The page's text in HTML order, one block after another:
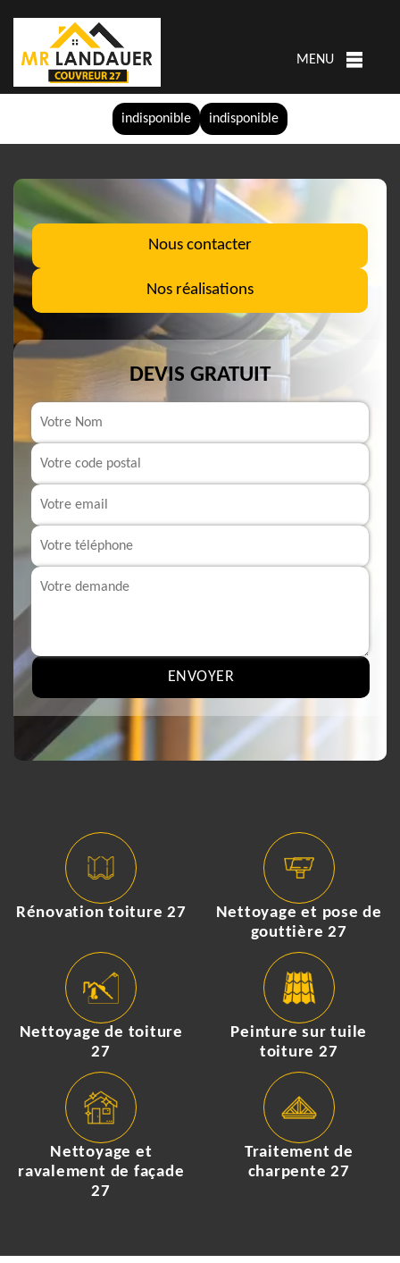
indisponible indisponible
MENU
Nous contacter
Nos réalisations
DEVIS GRATUIT
Rénovation toiture 27
Nettoyage et pose de
gouttière 27
Nettoyage de toiture
27
Peinture sur tuile
toiture 27
Nettoyage et
ravalement de façade
27
Traitement de
charpente 27